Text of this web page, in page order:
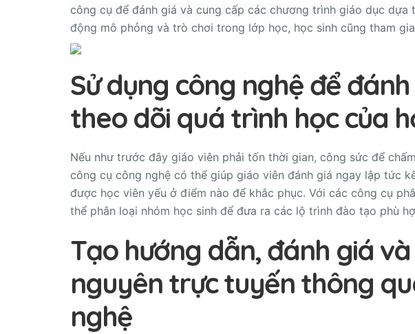
công cụ để đánh giá và cung cấp các chương trình giáo dục dựa
động mô phỏng và trò chơi trong lớp học, học sinh cũng tham
Sử dụng công nghệ để
theo dõi quá trình học của
Nếu như trước đây giáo viên phải tốn thời gian, công sức để
công cụ công nghệ có thể giúp giáo viên đánh giá ngay lập tức
được học viên yếu ở điểm nào để khắc phục. Với các công cụ
thể phân loại nhóm học sinh để đưa ra các lộ trình đào tạo phù
Tạo hướng dẫn, đánh giá
nguyên trực tuyến thông
nghệ